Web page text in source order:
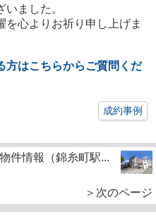
ました。
心よりお祈り申し上げま
方はこちらからご質問くだ
成約事例
物件情報（錦糸町駅...
＞次のページ